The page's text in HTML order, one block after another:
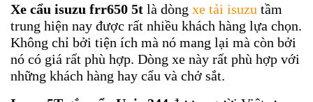
Xe cẩu isuzu frr650 5t là dòng xe tải isuzu tầm
trung hiện nay được rất nhiều khách hàng lựa chọn.
Không chỉ bởi tiện ích mà nó mang lại mà còn bởi
nó có giá rất phù hợp. Dòng xe này rất phù hợp với
những khách hàng hay cẩu và chở sắt.